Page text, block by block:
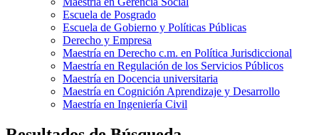
Escuela de Posgrado
Escuela de Gobierno y Políticas Públicas
Derecho y Empresa
Maestría en Derecho c.m. en Política Jurisdiccional
Maestría en Regulación de los Servicios Públicos
Maestría en Docencia universitaria
Maestría en Cognición Aprendizaje y Desarrollo
Maestría en Ingeniería Civil